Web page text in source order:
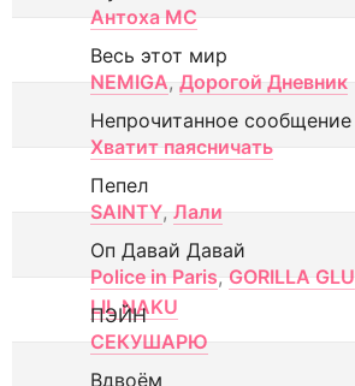
Антоха МС
Весь этот мир
NEMIGA, Дорогой Дневник
Непрочитанное сообщение
Хватит паясничать
Пепел
SAINTY, Лали
Оп Давай Давай
Police in Paris, GORILLA GLU
LIL NAKU
ПЭЙН
СЕКУШАРЮ
Вдвоём